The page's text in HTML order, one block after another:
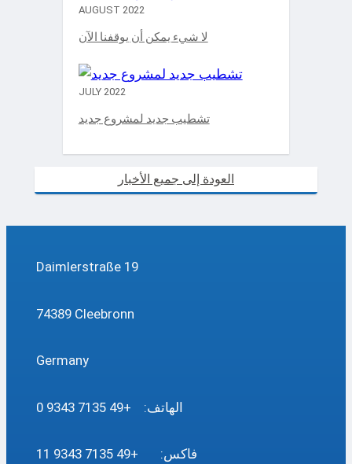
AUGUST 2022
لا شيء يمكن أن يوقفنا الآن
JULY 2022
تشطيب جديد لمشروع جديد
العودة إلى جميع الأخبار
Daimlerstraße 19
74389 Cleebronn
Germany
الهاتف: +49 7135 9343 0
فاكس: +49 7135 9343 11